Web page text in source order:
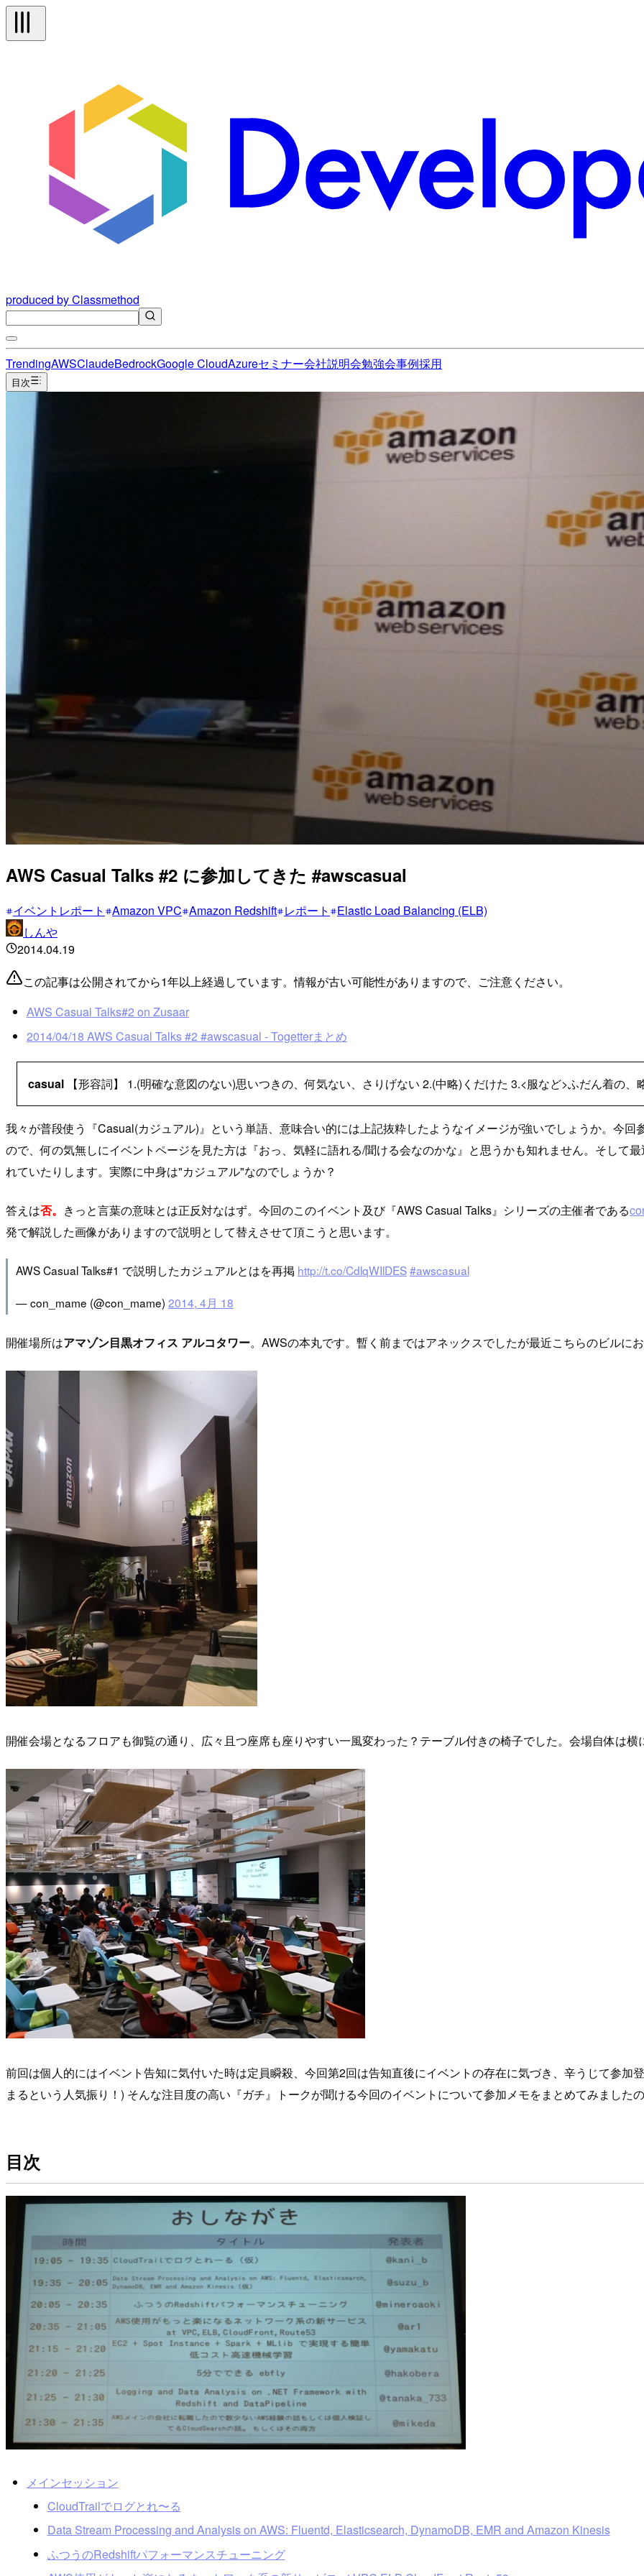
produced by Classmethod
TrendingAWSClaudeBedrockGoogle CloudAzureセミナー会社説明会勉強会事例採用
目次
AWS Casual Talks #2 に参加してきた #awscasual
イベントレポート Amazon VPC Amazon Redshift レポート
Elastic Load Balancing (ELB)
しんや
2014.04.19
この記事は公開されてから1年以上経過しています。情報が古い可能性がありますので、ご注意ください。
AWS Casual Talks#2 on Zusaar
2014/04/18 AWS Casual Talks #2 #awscasual - Togetterまとめ
casual 【形容詞】 1.(明確な意図のない)思いつきの、何気ない、さりげない 2.(中略)くだけた 3.<服など>ふだん着の、
我々が普段使う『Casual(カジュアル)』という単語、意味合い的には上記抜粋したようなイメージが強いでしょうか。今
ので、何の気無しにイベントページを見た方は『おっ、気軽に語れる/聞ける会なのかな』と思うかも知れません。そして
れていたりします。実際に中身は"カジュアル"なのでしょうか？
答えは否。 きっと言葉の意味とは正反対なはず。今回のこのイベント及び『AWS Casual Talks』シリーズの主催者である
発で解説した画像がありますので説明として替えさせて頂こうと思います。
AWS Casual Talks#1 で説明したカジュアルとはを再掲 http://t.co/CdlqWIlDES#awscasual
— con_mame (@con_mame) 2014, 4月 18
開催場所はアマゾン目黒オフィス アルコタワー。AWSの本丸です。暫く前まではアネックスでしたが最近こちらのビルにお
開催会場となるフロアも御覧の通り、広々且つ座席も座りやすい一風変わった？テーブル付きの椅子でした。会場自体は横
前回は個人的にはイベント告知に気付いた時は定員瞬殺、今回第2回は告知直後にイベントの存在に気づき、辛うじて参加
まるという人気振り！) そんな注目度の高い『ガチ』トークが聞ける今回のイベントについて参加メモをまとめてみましたの
目次
メインセッション
CloudTrailでログとれ〜る
Data Stream Processing and Analysis on AWS: Fluentd, Elasticsearch, DynamoDB, EMR and Amazon Kinesis
ふつうのRedshiftパフォーマンスチューニング